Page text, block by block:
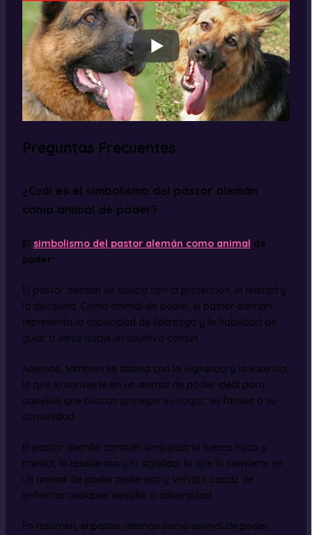
Preguntas Frecuentes
¿Cuál es el simbolismo del pastor alemán
como animal de poder?
El simbolismo del pastor alemán como animal de
poder:
El pastor alemán se asocia con la protección, la lealtad y
la disciplina. Como animal de poder, el pastor alemán
representa la capacidad de liderazgo y la habilidad de
guiar a otros hacia un objetivo común.
Además, también se asocia con la vigilancia y la valentía,
lo que lo convierte en un animal de poder ideal para
aquellos que buscan proteger su hogar, su familia o su
comunidad.
El pastor alemán también simboliza la fuerza física y
mental, la resistencia y la agilidad, lo que lo convierte en
un animal de poder poderoso y versátil, capaz de
enfrentar cualquier desafío o adversidad.
En resumen, el pastor alemán como animal de poder